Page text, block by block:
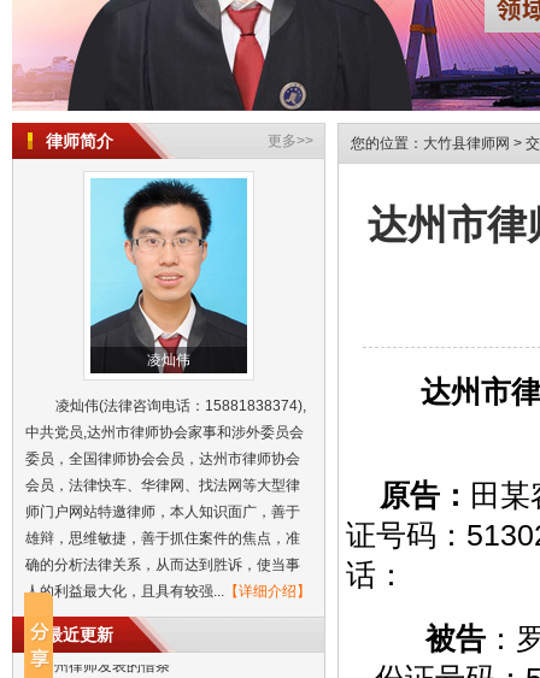
律师简介 更多>>
凌灿伟
凌灿伟(法律咨询电话：15881838374),
中共党员,达州市律师协会家事和涉外委员会
委员，全国律师协会会员，达州市律师协会
会员，法律快车、华律网、找法网等大型律
师门户网站特邀律师，本人知识面广，善于
雄辩，思维敏捷，善于抓住案件的焦点，准
确的分析法律关系，从而达到胜诉，使当事
人的利益最大化，且具有较强... 【详细介绍】
最近更新
达州市律师发表关于机动车交通事故
达州市律师发表关于民间借贷的民事
达州律师发表关于同居关系子女抚养
达州市律师发表的执行异议书
达州市律师发表关于离婚纠纷的民事
达州市律师发表的离婚协议书
达州律师发表的借条
您的位置： 大竹县律师网 >
达州市律
达州市
原告： 田
证号码：
话：
被告 ：